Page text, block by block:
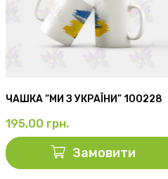
ЧАШКА “МИ З УКРАЇНИ” 100228
195,00 грн.
Замовити